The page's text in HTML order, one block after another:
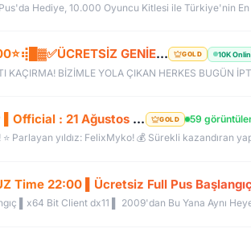
Hediye, 10.000 Oyuncu Kitlesi ile Türkiye'nin
⢾█▓ ✪ ✅HeavenKO.com ✅▓█⡷⭐7 AĞUSTOS 22.00⭐⢾█▓✅ÜCRETSİZ GENİE LOOT✅▓█⡷⭐AKADEMİ⭐DX11 GOLD 10K
FelixMyko.Com ▌Old Myko v.1098 ▌70 Level CAP ▌Official : 21 Ağustos Cuma 22:00 ▌Starter Paket Bizden GOLD
59
Time 22:00 ▌Ücretsiz Full Pus
▌x64 Bit Client dx11 ▌ 2009'dan Bu Yana Aynı